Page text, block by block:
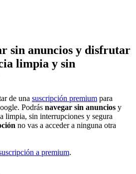
sin anuncios y disfrutar
limpia y sin
de una suscripción premium para
Podrás navegar sin anuncios y
limpia, sin interrupciones y segura
no vas a acceder a ninguna otra
a premium.